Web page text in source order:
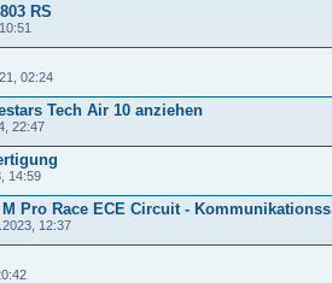
RS
02:24
Tech Air 10 anziehen
22:47
14:59
Pro Race ECE Circuit - Kommunikationss
12:37